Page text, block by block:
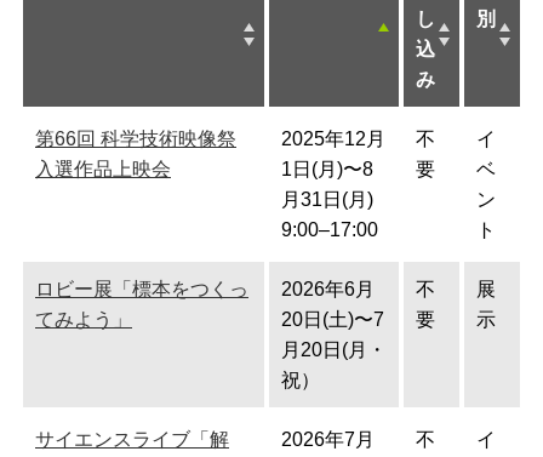
し
込
み
別
第66回 科学技術映像祭
入選作品上映会
2025年12月
1日(月)〜8
月31日(月)
9:00–17:00
不
要
イ
ベ
ン
ト
ロビー展「標本をつくっ
てみよう」
2026年6月
20日(土)〜7
月20日(月・
祝）
不
要
展
示
サイエンスライブ「解
2026年7月
不
イ